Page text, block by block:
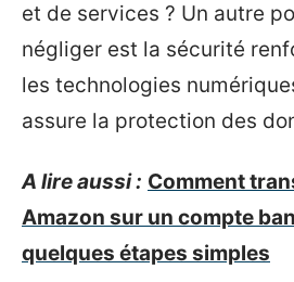
et de services ? Un autre
négliger est la sécurité
les technologies
assure la protection des
A lire aussi : Comment
Amazon sur un compte
quelques étapes simples